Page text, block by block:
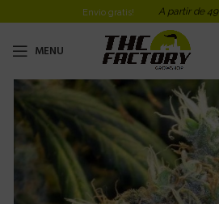
Envio gratis! A partir de 49
MENU